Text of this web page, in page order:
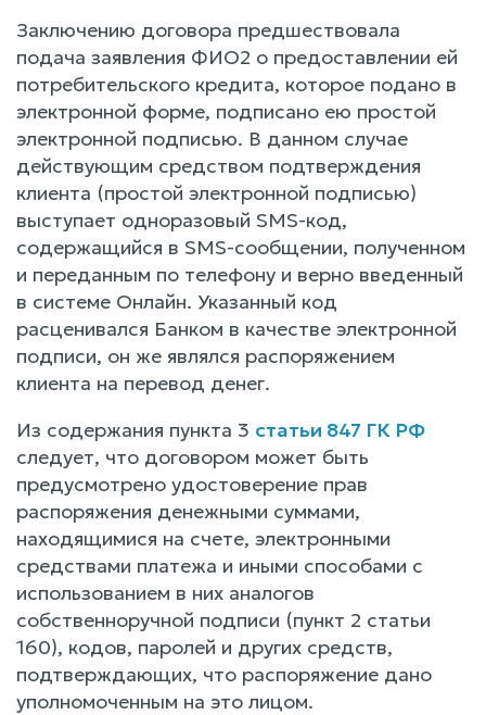
Заключению договора предшествовала
подача заявления ФИО2 о предоставлении ей
потребительского кредита, которое подано в
электронной форме, подписано ею простой
электронной подписью. В данном случае
действующим средством подтверждения
клиента (простой электронной подписью)
выступает одноразовый SMS-код,
содержащийся в SMS-сообщении, полученном
и переданным по телефону и верно введенный
в системе Онлайн. Указанный код
расценивался Банком в качестве электронной
подписи, он же являлся распоряжением
клиента на перевод денег.
Из содержания пункта 3 статьи 847 ГК РФ
следует, что договором может быть
предусмотрено удостоверение прав
распоряжения денежными суммами,
находящимися на счете, электронными
средствами платежа и иными способами с
использованием в них аналогов
собственноручной подписи (пункт 2 статьи
160), кодов, паролей и других средств,
подтверждающих, что распоряжение дано
уполномоченным на это лицом.